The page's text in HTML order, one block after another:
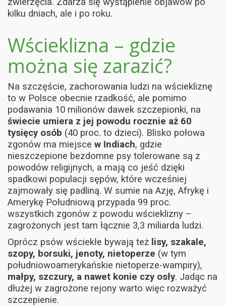
kilku dniach, ale i po roku.
Wścieklizna – gdzie
można się zarazić?
Na szczęście, zachorowania ludzi na wściekliznę
to w Polsce obecnie rzadkość, ale pomimo
podawania 10 milionów dawek szczepionki, na
świecie umiera z jej powodu rocznie aż 60
tysięcy osób (40 proc. to dzieci). Blisko połowa
zgonów ma miejsce w Indiach, gdzie
nieszczepione bezdomne psy tolerowane są z
powodów religijnych, a mają co jeść dzięki
spadkowi populacji sępów, które wcześniej
zajmowały się padliną. W sumie na Azję, Afrykę i
Amerykę Południową przypada 99 proc.
wszystkich zgonów z powodu wścieklizny –
zagrożonych jest tam łącznie 3,3 miliarda ludzi.
Oprócz psów wściekłe bywają też lisy, szakale,
szopy, borsuki, jenoty, nietoperze (w tym
południowoamerykańskie nietoperze-wampiry),
małpy, szczury, a nawet konie czy osły. Jadąc na
dłużej w zagrożone rejony warto więc rozważyć
szczepienie.